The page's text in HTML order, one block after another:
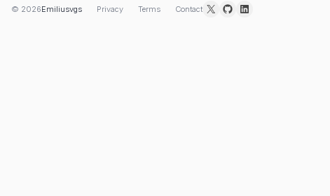
processing
© 2026Emiliusvgs Privacy Terms Contact X GitHubLinkedIn